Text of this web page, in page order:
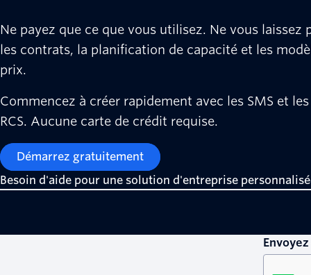
Ne payez que ce que vous utilisez. Ne vous laissez
les contrats, la planification de capacité et les
prix.
Commencez à créer rapidement avec les SMS et
RCS. Aucune carte de crédit requise.
Démarrez gratuitement
Besoin d'aide pour une solution d'entreprise